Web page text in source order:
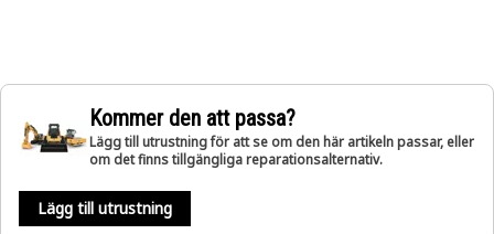
Kommer den att passa?
Lägg till utrustning för att se om den här artikeln passar, eller
om det finns tillgängliga reparationsalternativ.
Lägg till utrustning